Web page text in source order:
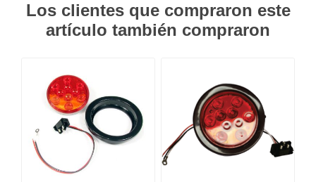
Los clientes que compraron este
artículo también compraron